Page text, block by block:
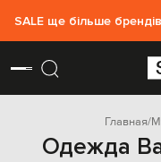
SALE ще більше
Главная
Одежда